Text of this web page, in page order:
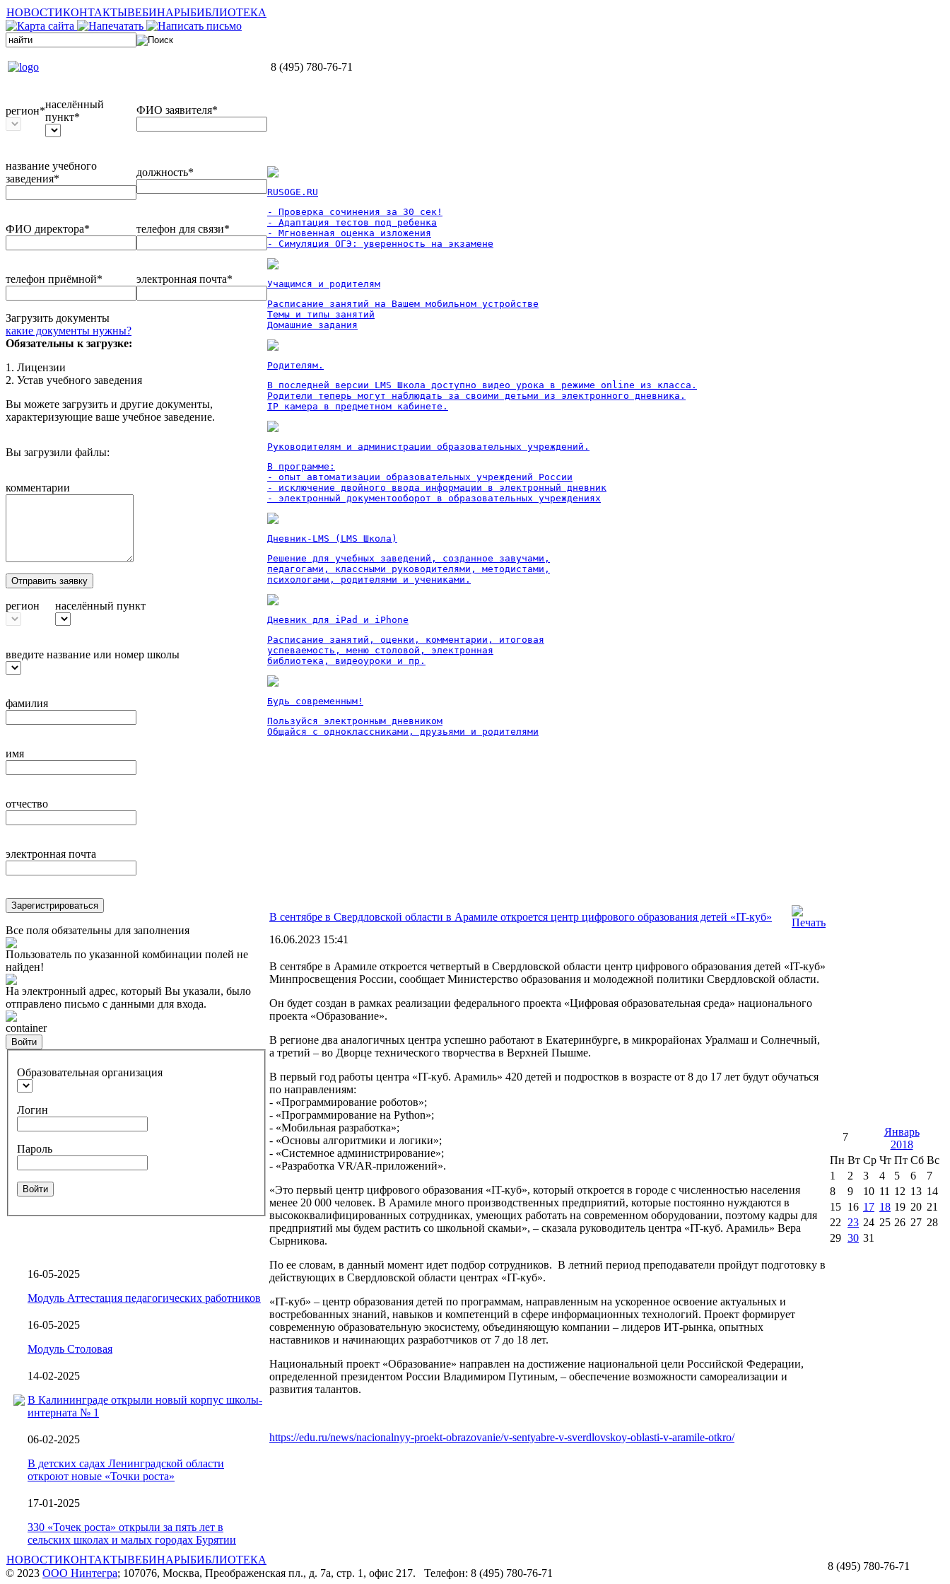
НОВОСТИКОНТАКТЫВЕБИНАРЫБИБЛИОТЕКА
8 (495) 780-76-71
регион*
населённый
пункт*
ФИО заявителя*
название учебного
заведения*
должность*
ФИО директора* телефон для связи*
телефон приёмной* электронная почта*
Загрузить документы
какие документы нужны?
Обязательны к загрузке:
1. Лицензии
2. Устав учебного заведения
Вы можете загрузить и другие документы,
характеризующие ваше учебное заведение.
Вы загрузили файлы:
комментарии
Отправить заявку
регион населённый пункт
введите название или номер школы
фамилия
имя
отчество
электронная почта
Зарегистрироваться
Все поля обязательны для заполнения
Пользователь по указанной комбинации полей не
найден!
На электронный адрес, который Вы указали, было
отправлено письмо с данными для входа.
container
Войти
Образовательная организация
Логин
Пароль
Войти
16-05-2025
Модуль Аттестация педагогических работников
16-05-2025
Модуль Столовая
14-02-2025
В Калининграде открыли новый корпус школы-
интерната № 1
06-02-2025
В детских садах Ленинградской области
откроют новые «Точки роста»
17-01-2025
330 «Точек роста» открыли за пять лет в
сельских школах и малых городах Бурятии
RUSOGE.RU
- Проверка сочинения за 30 сек!
- Адаптация тестов под ребенка
- Мгновенная оценка изложения
- Симуляция ОГЭ: уверенность на экзамене
Учащимся и родителям
Расписание занятий на Вашем мобильном устройстве
Темы и типы занятий
Домашние задания
Родителям.
В последней версии LMS Школа доступно видео урока в режиме online из класса.
Родители теперь могут наблюдать за своими детьми из электронного дневника.
IP камера в предметном кабинете.
Руководителям и администрации образовательных учреждений.
В программе:
- опыт автоматизации образовательных учреждений России
- исключение двойного ввода информации в электронный дневник
- электронный документооборот в образовательных учреждениях
Дневник-LMS (LMS Школа)
Решение для учебных заведений, созданное завучами,
педагогами, классными руководителями, методистами,
психологами, родителями и учениками.
Дневник для iPad и iPhone
Расписание занятий, оценки, комментарии, итоговая
успеваемость, меню столовой, электронная
библиотека, видеоуроки и пр.
Будь современным!
Пользуйся электронным дневником
Общайся с одноклассниками, друзьями и родителями
В сентябре в Свердловской области в Арамиле откроется центр цифрового образования детей «IT-куб»
16.06.2023 15:41
В сентябре в Арамиле откроется четвертый в Свердловской области центр цифрового образования детей «IT-куб»
Минпросвещения России, сообщает Министерство образования и молодежной политики Свердловской области.
Он будет создан в рамках реализации федерального проекта «Цифровая образовательная среда» национального
проекта «Образование».
В регионе два аналогичных центра успешно работают в Екатеринбурге, в микрорайонах Уралмаш и Солнечный,
а третий – во Дворце технического творчества в Верхней Пышме.
В первый год работы центра «IT-куб. Арамиль» 420 детей и подростков в возрасте от 8 до 17 лет будут обучаться
по направлениям:
- «Программирование роботов»;
- «Программирование на Python»;
- «Мобильная разработка»;
- «Основы алгоритмики и логики»;
- «Системное администрирование»;
- «Разработка VR/AR-приложений».
«Это первый центр цифрового образования «IT-куб», который откроется в городе с численностью населения
менее 20 000 человек. В Арамиле много производственных предприятий, которые постоянно нуждаются в
высококвалифицированных сотрудниках, умеющих работать на современном оборудовании, поэтому кадры для
предприятий мы будем растить со школьной скамьи», – сказала руководитель центра «IT-куб. Арамиль» Вера
Сырникова.
По ее словам, в данный момент идет подбор сотрудников. В летний период преподаватели пройдут подготовку в
действующих в Свердловской области центрах «IT-куб».
«IT-куб» – центр образования детей по программам, направленным на ускоренное освоение актуальных и
востребованных знаний, навыков и компетенций в сфере информационных технологий. Проект формирует
современную образовательную экосистему, объединяющую компании – лидеров ИТ-рынка, опытных
наставников и начинающих разработчиков от 7 до 18 лет.
Национальный проект «Образование» направлен на достижение национальной цели Российской Федерации,
определенной президентом России Владимиром Путиным, – обеспечение возможности самореализации и
развития талантов.
https://edu.ru/news/nacionalnyy-proekt-obrazovanie/v-sentyabre-v-sverdlovskoy-oblasti-v-aramile-otkro/
7
Январь
2018
Пн Вт Ср Чт Пт Сб Вс
1
2 3 4 5 6
7
8
9 10 11 12 13 14
15 16 17 18 19 20 21
22
23 24 25 26 27 28
29 30 31
НОВОСТИКОНТАКТЫВЕБИНАРЫБИБЛИОТЕКА
© 2023 ООО Нинтегра; 107076, Москва, Преображенская пл., д. 7а, стр. 1, офис 217. Телефон: 8 (495) 780-76-71
8 (495) 780-76-71